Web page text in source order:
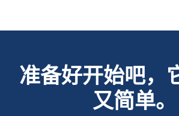
准备好开始吧，
又简单。